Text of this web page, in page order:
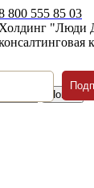
800 555 85 03
Холдинг "Люди